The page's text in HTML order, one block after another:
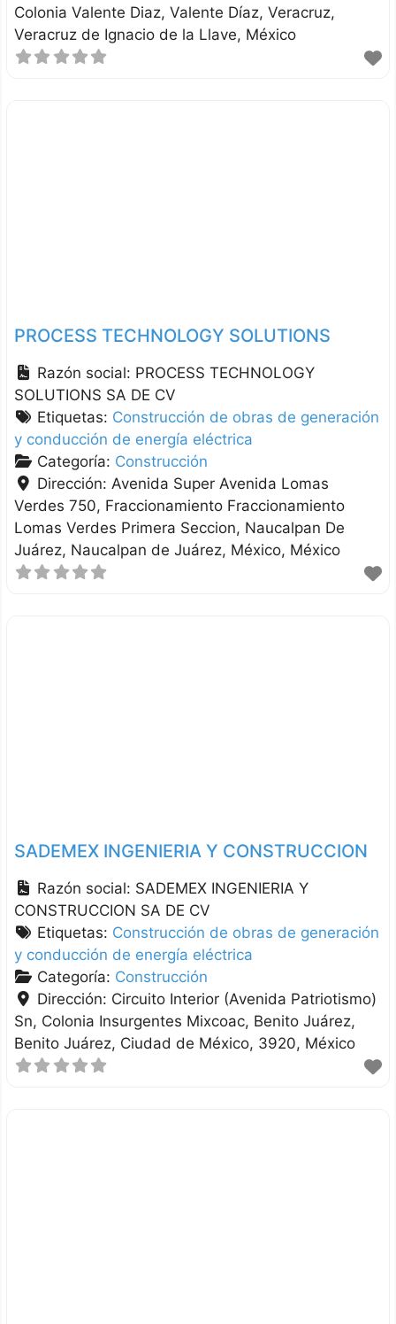
Colonia Valente Diaz, Valente Díaz Veracruz
Veracruz de Ignacio de la Llave México
PROCESS TECHNOLOGY SOLUTIONS
Razón social: PROCESS TECHNOLOGY
SOLUTIONS SA DE CV
Etiquetas: Construcción de obras de generación
y conducción de energía eléctrica
Categoría: Construcción
Dirección: Avenida Super Avenida Lomas
Verdes 750, Fraccionamiento Fraccionamiento
Lomas Verdes Primera Seccion, Naucalpan De
Juárez Naucalpan de Juárez México México
SADEMEX INGENIERIA Y CONSTRUCCION
Razón social: SADEMEX INGENIERIA Y
CONSTRUCCION SA DE CV
Etiquetas: Construcción de obras de generación
y conducción de energía eléctrica
Categoría: Construcción
Dirección: Circuito Interior (Avenida Patriotismo)
Sn, Colonia Insurgentes Mixcoac, Benito Juárez
Benito Juárez Ciudad de México 3920 México